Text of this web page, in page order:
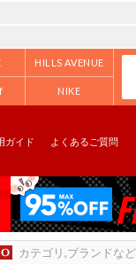
HILLS AVENUE
NIKE
ガイド よくあるご質問